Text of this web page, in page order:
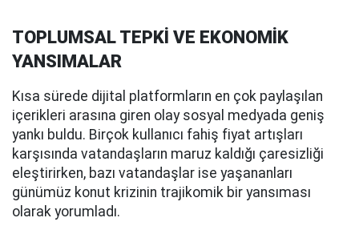
TOPLUMSAL TEPKİ VE EKONOMİK
YANSIMALAR
Kısa sürede dijital platformların en çok paylaşılan
içerikleri arasına giren olay sosyal medyada geniş
yankı buldu. Birçok kullanıcı fahiş fiyat artışları
karşısında vatandaşların maruz kaldığı çaresizliği
eleştirirken, bazı vatandaşlar ise yaşananları
günümüz konut krizinin trajikomik bir yansıması
olarak yorumladı.